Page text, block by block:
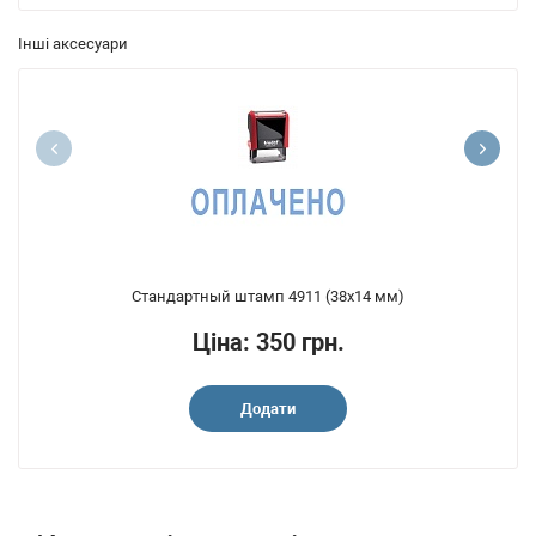
Інші аксесуари
Стандартный штамп 4911 (38x14 мм)
Ціна: 350 грн.
Додати